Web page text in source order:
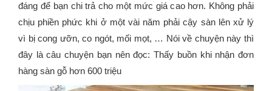
đáng để bạn chi trả cho một mức giá cao hơn. Không phải
chịu phiền phức khi ở một vài năm phải cậy sàn lên xử lý
vì bị cong ưỡn, co ngót, mối mọt, … Nói về chuyện này thì
đây là câu chuyện bạn nên đọc: Thấy buồn khi nhận đơn
hàng sàn gỗ hơn 600 triệu